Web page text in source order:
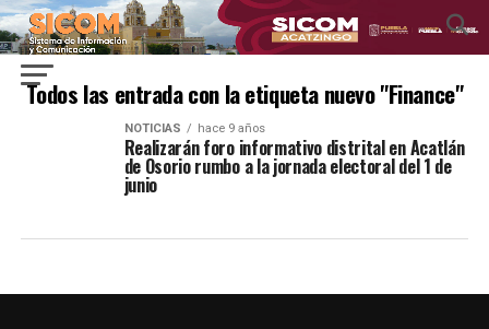
Todos las entrada con la etiqueta nuevo "Finance"
NOTICIAS hace 9 años
Realizarán foro informativo distrital en Acatlán
de Osorio rumbo a la jornada electoral del 1 de
junio